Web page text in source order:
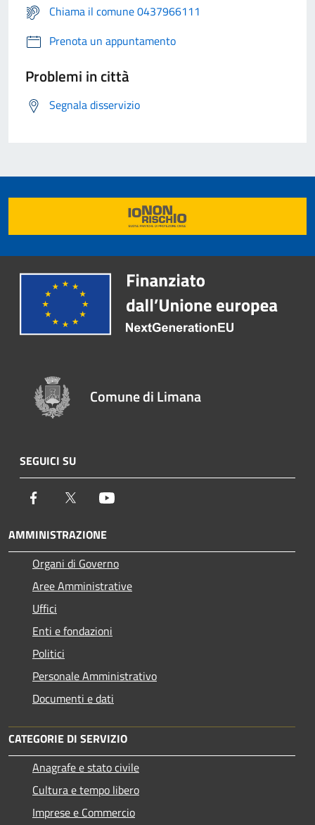
Chiama il comune 0437966111
Prenota un appuntamento
Problemi in città
Segnala disservizio
Comune di Limana
SEGUICI SU
Facebook Twitter
AMMINISTRAZIONE
Organi di Governo
Aree Amministrative
Uffici
Enti e fondazioni
Politici
Personale Amministrativo
Documenti e dati
CATEGORIE DI SERVIZIO
Anagrafe e stato civile
Cultura e tempo libero
Imprese e Commercio